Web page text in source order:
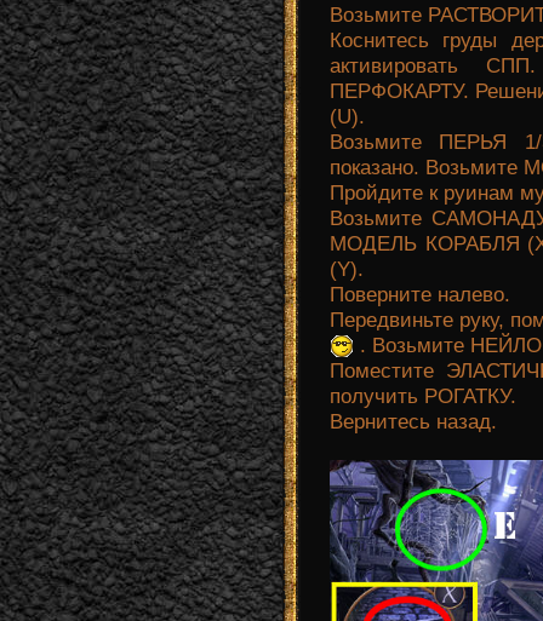
Возьмите
Коснитесь груды
активировать
ПЕРФОКАРТУ.
(U).
Возьмите ПЕРЬЯ 1/
показано.
Пройдите к руинам
Возьмите
МОДЕЛЬ КОРАБЛЯ
(Y).
Поверните налево.
Передвиньте руку,
. Возьмите
Поместите
получить РОГАТКУ.
Вернитесь назад.